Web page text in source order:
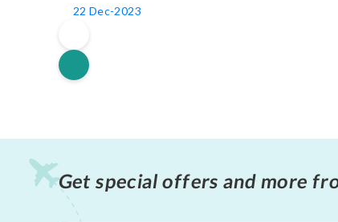
22 Dec-2023
Get special offers and more